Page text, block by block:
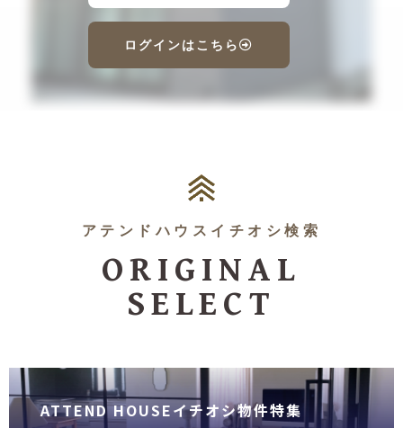
ログインはこちら
アテンドハウスイチオシ検索
ORIGINAL
SELECT
ATTEND HOUSEイチオシ物件特集